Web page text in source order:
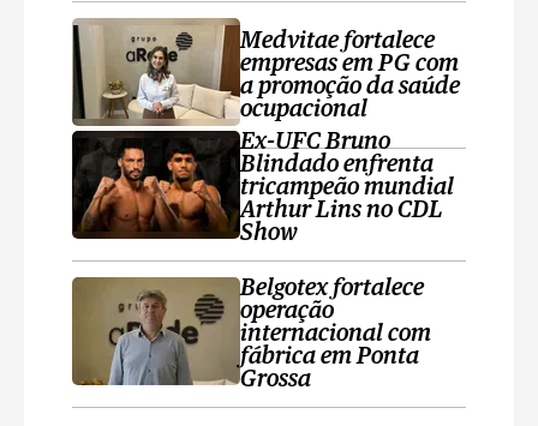
Medvitae fortalece
empresas em PG com
a promoção da saúde
ocupacional
Ex-UFC Bruno
Blindado enfrenta
tricampeão mundial
Arthur Lins no CDL
Show
Belgotex fortalece
operação
internacional com
fábrica em Ponta
Grossa